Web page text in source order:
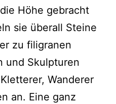
Höhe gebracht
sie überall Steine
zu filigranen
und Skulpturen
Wanderer
an. Eine ganz